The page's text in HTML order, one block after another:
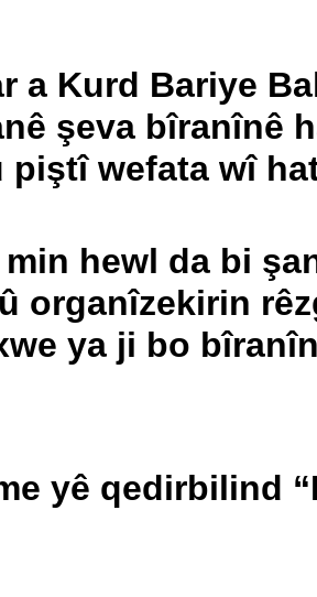
a Kurd Bariye
şeva bîranînê
piştî wefata wî
hewl da bi
organîzekirin
ya ji bo
yê qedirbilind